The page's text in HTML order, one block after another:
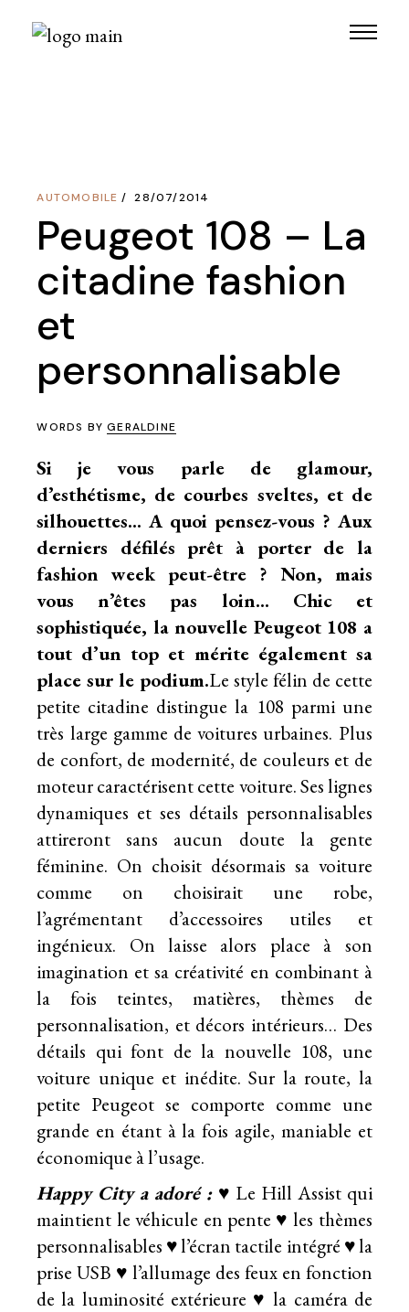
AUTOMOBILE 28/07/2014
Peugeot 108 – La
citadine fashion
et
personnalisable
WORDS BYGERALDINE
Si je vous parle de glamour,
d’esthétisme, de courbes sveltes, et de
silhouettes… A quoi pensez-vous ? Aux
derniers défilés prêt à porter de la
fashion week peut-être ? Non, mais
vous n’êtes pas loin… Chic et
sophistiquée, la nouvelle Peugeot 108 a
tout d’un top et mérite également sa
place sur le podium.Le style félin de cette
petite citadine distingue la 108 parmi une
très large gamme de voitures urbaines. Plus
de confort, de modernité, de couleurs et de
moteur caractérisent cette voiture. Ses lignes
dynamiques et ses détails personnalisables
attireront sans aucun doute la gente
féminine. On choisit désormais sa voiture
comme on choisirait une robe,
l’agrémentant d’accessoires utiles et
ingénieux. On laisse alors place à son
imagination et sa créativité en combinant à
la fois teintes, matières, thèmes de
personnalisation, et décors intérieurs… Des
détails qui font de la nouvelle 108, une
voiture unique et inédite. Sur la route, la
petite Peugeot se comporte comme une
grande en étant à la fois agile, maniable et
économique à l’usage.
Happy City a adoré : ♥ Le Hill Assist qui
maintient le véhicule en pente ♥ les thèmes
personnalisables ♥ l’écran tactile intégré ♥ la
prise USB ♥ l’allumage des feux en fonction
de la luminosité extérieure ♥ la caméra de